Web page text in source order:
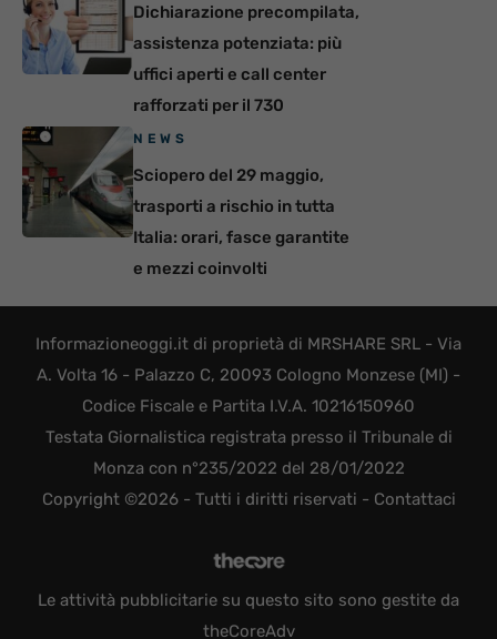
Dichiarazione precompilata,
assistenza potenziata: più
uffici aperti e call center
rafforzati per il 730
NEWS
Sciopero del 29 maggio,
trasporti a rischio in tutta
Italia: orari, fasce garantite
e mezzi coinvolti
Informazioneoggi.it di proprietà di MRSHARE SRL - Via
A. Volta 16 - Palazzo C, 20093 Cologno Monzese (MI) -
Codice Fiscale e Partita I.V.A. 10216150960
Testata Giornalistica registrata presso il Tribunale di
Monza con n°235/2022 del 28/01/2022
Copyright ©2026 - Tutti i diritti riservati - Contattaci
Le attività pubblicitarie su questo sito sono gestite da
theCoreAdv